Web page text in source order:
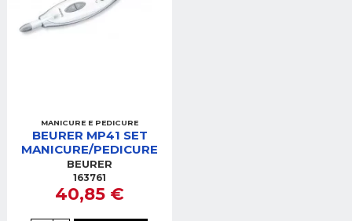
MANICURE E PEDICURE
BEURER MP41 SET
MANICURE/PEDICURE
BEURER
163761
40,85 €